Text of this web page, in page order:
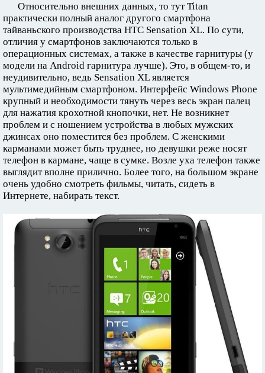
Относительно внешних данных, то тут Titan
практически полный аналог другого смартфона
тайваньского производства HTC Sensation XL. По сути,
отличия у смартфонов заключаются только в
операционных системах, а также в качестве гарнитуры (у
модели на Android гарнитура лучше). Это, в общем-то, и
неудивительно, ведь Sensation XL является
мультимедийным смартфоном. Интерфейс Windows Phone
крупный и необходимости тянуть через весь экран палец
для нажатия крохотной кнопочки, нет. Не возникнет
проблем и с ношением устройства в любых мужских
джинсах оно поместится без проблем. С женскими
карманами может быть труднее, но девушки реже носят
телефон в кармане, чаще в сумке. Возле уха телефон также
выглядит вполне прилично. Более того, на большом экране
очень удобно смотреть фильмы, читать, сидеть в
Интернете, набирать текст.